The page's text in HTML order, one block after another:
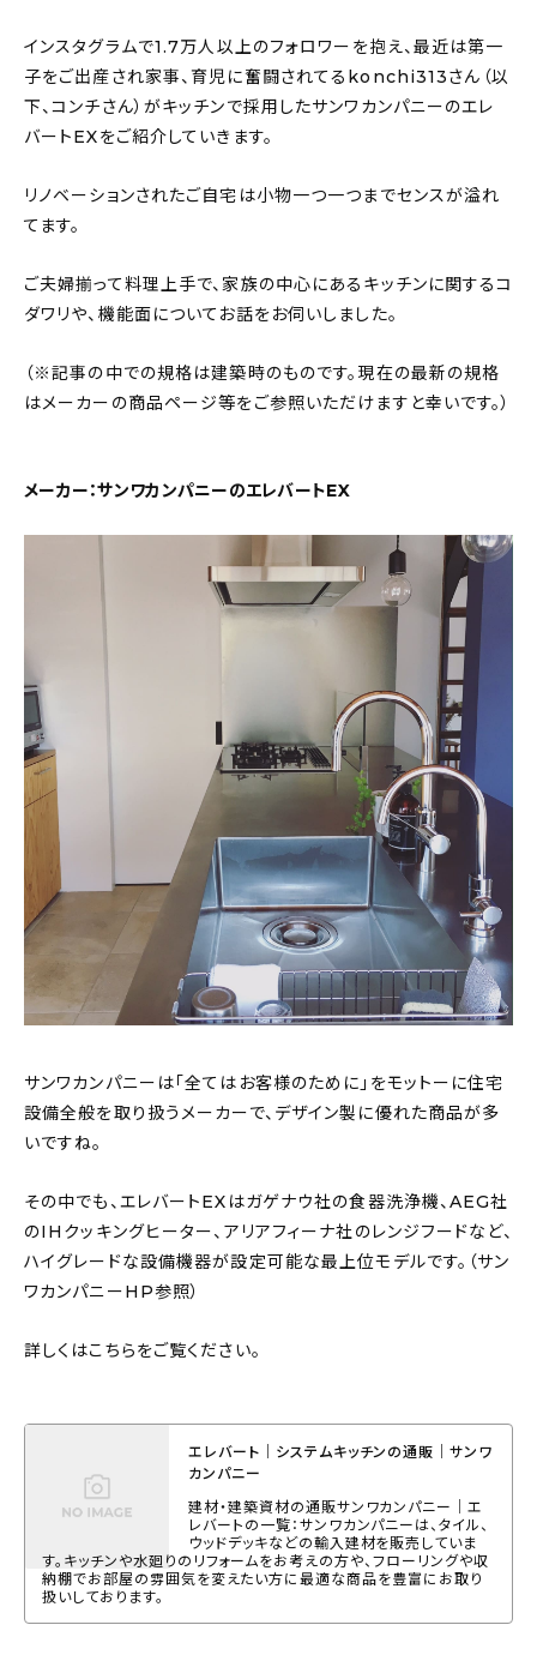
暮らし
カテゴリー一覧
新着記事
インテリア
日用品
会社概要
プライバシーポリシー
お問い合わせ
インスタグラムで1.7万人以上のフォロワーを抱え、最近は第一
子をご出産され家事、育児に奮闘されてるkonchi313さん（以
下、コンチさん）がキッチンで採用したサンワカンパニーのエレ
バートEXをご紹介していきます。
リノベーションされたご自宅は小物一つ一つまでセンスが溢れ
てます。
ご夫婦揃って料理上手で、家族の中心にあるキッチンに関するコ
ダワリや、機能面についてお話をお伺いしました。
（※記事の中での規格は建築時のものです。現在の最新の規格
はメーカーの商品ページ等をご参照いただけますと幸いです。）
メーカー：サンワカンパニーのエレバートEX
サンワカンパニーは「全てはお客様のために」をモットーに住宅
設備全般を取り扱うメーカーで、デザイン製に優れた商品が多
いですね。
その中でも、エレバートEXはガゲナウ社の食器洗浄機、AEG社
のIHクッキングヒーター、アリアフィーナ社のレンジフードなど、
ハイグレードな設備機器が設定可能な最上位モデルです。（サン
ワカンパニーHP参照）
詳しくはこちらをご覧ください。
エレバート｜システムキッチンの通販｜サンワ
カンパニー
建材・建築資材の通販サンワカンパニー｜エ
レバートの一覧：サンワカンパニーは、タイル、
ウッドデッキなどの輸入建材を販売していま
す。キッチンや水廻りのリフォームをお考えの方や、フローリングや収
納棚でお部屋の雰囲気を変えたい方に最適な商品を豊富にお取り
扱いしております。